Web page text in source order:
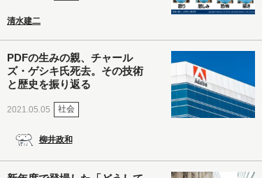
清水建二
PDFの生みの親、チャール
ズ・ゲシキ氏死去。その技術
と歴史を振り返る
2021.05.05 社会
柳井政和